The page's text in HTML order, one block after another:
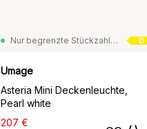
D
Nur begrenzte Stückzahl vorrätig
Umage
Asteria Mini Deckenleuchte,
Pearl white
207 €